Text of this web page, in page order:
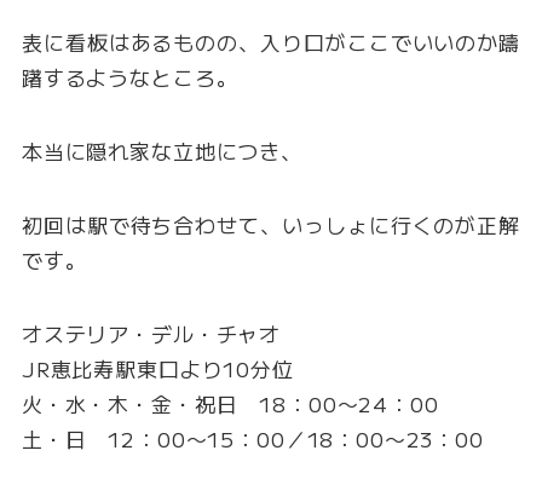
表に看板はあるものの、入り口がここでいいのか躊
躇するようなところ。
本当に隠れ家な立地につき、
初回は駅で待ち合わせて、いっしょに行くのが正解
です。
オステリア・デル・チャオ
JR恵比寿駅東口より10分位
火・水・木・金・祝日 18：00〜24：00
土・日 12：00〜15：00／18：00〜23：00